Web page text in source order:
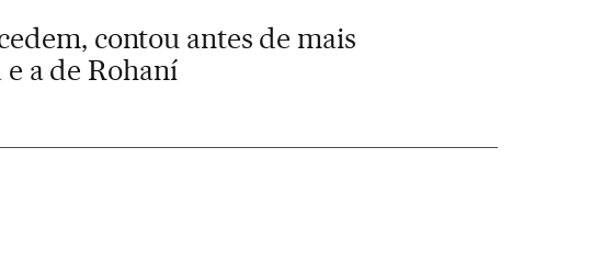
contou antes de mais
a de Rohaní